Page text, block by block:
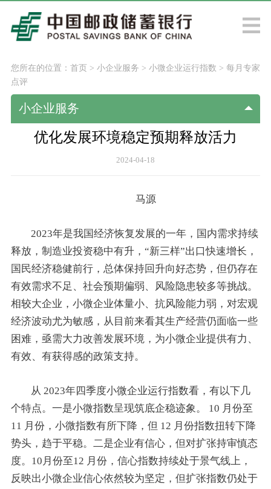
您所在的位置： 首页> 小企业服务 > 小微企业运行指数 > 每月专家
点评
小企业服务
优化发展环境稳定预期释放活力
2024-04-18
马源
2023年是我国经济恢复发展的一年，国内需求持续
释放，制造业投资稳中有升，“新三样”出口快速增长，
国民经济稳健前行，总体保持回升向好态势，但仍存在
有效需求不足、社会预期偏弱、风险隐患较多等挑战。
相较大企业，小微企业体量小、抗风险能力弱，对宏观
经济波动尤为敏感，从目前来看其生产经营仍面临一些
困难，亟需大力改善发展环境，为小微企业提供有力、
有效、有获得感的政策支持。
从 2023年四季度小微企业运行指数看，有以下几
个特点。一是小微指数呈现筑底企稳迹象。 10 月份至
11 月份，小微指数有所下降，但 12 月份指数扭转下降
势头，趋于平稳。二是企业有信心，但对扩张持审慎态
度。10月份至12 月份，信心指数持续处于景气线上，
反映出小微企业信心依然较为坚定，但扩张指数仍处于